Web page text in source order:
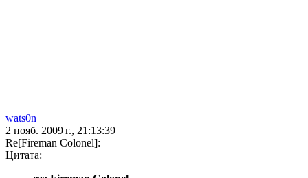
wats0n
2 нояб. 2009 г., 21:13:39
Re[Fireman Colonel]:
Цитата: